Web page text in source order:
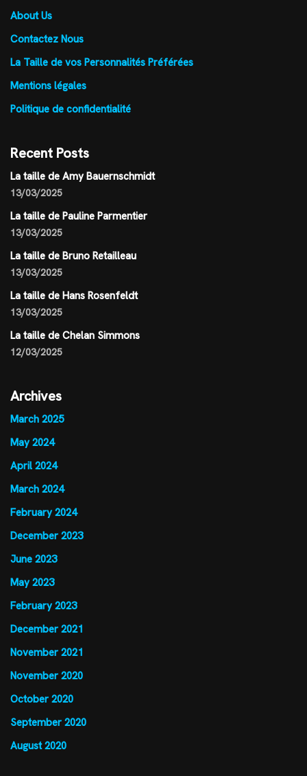
About Us
Contactez Nous
La Taille de vos Personnalités Préférées
Mentions légales
Politique de confidentialité
Recent Posts
La taille de Amy Bauernschmidt
13/03/2025
La taille de Pauline Parmentier
13/03/2025
La taille de Bruno Retailleau
13/03/2025
La taille de Hans Rosenfeldt
13/03/2025
La taille de Chelan Simmons
12/03/2025
Archives
March 2025
May 2024
April 2024
March 2024
February 2024
December 2023
June 2023
May 2023
February 2023
December 2021
November 2021
November 2020
October 2020
September 2020
August 2020